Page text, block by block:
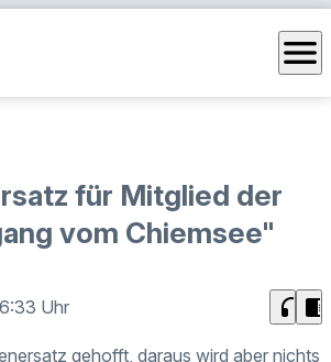
menu
für Mitglied der
vom Chiemsee"
Uhr headphones chrome_reader_mode
gehofft, daraus wird aber nichts